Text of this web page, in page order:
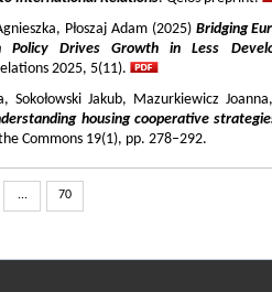
Płoszaj Adam (2025) Bridging
Policy Drives Growth in Less
2025, 5(11).
Sokołowski Jakub, Mazurkiewicz
housing cooperative
Commons 19(1), pp. 278–292.
... 70